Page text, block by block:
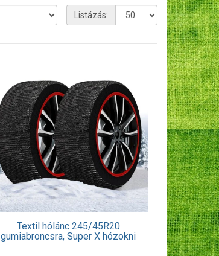
Listázás:
Textil hólánc 245/45R20
gumiabroncsra, Super X hózokni